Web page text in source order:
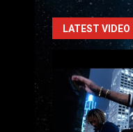
LATEST VIDEO